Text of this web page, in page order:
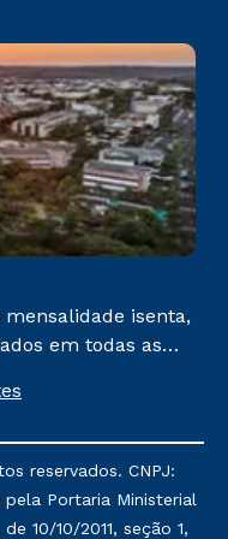
isenta,
em todas as
até 50% de
e/ou não tenham
em uma das
Educacional, no
reservados. CNPJ:
Portaria Ministerial
de 10/10/2011, seção 1,